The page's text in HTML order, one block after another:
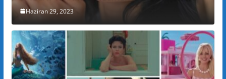
Haziran 29, 2023